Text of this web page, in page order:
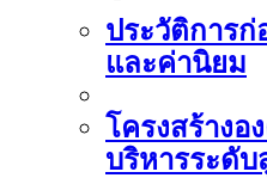
ประวัติการก่
และค่านิยม
โครงสร้างอ
บริหารระดับ